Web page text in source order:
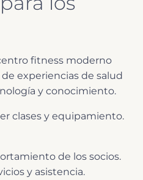
fitness moderno
experiencias de salud
y conocimiento.
clases y equipamiento.
de los socios.
y asistencia.